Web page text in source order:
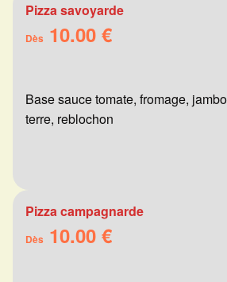
Pizza savoyarde
Dès 10.00 €
Base sauce tomate, fromage,
terre, reblochon
Pizza campagnarde
Dès 10.00 €